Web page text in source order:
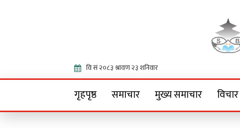
गृहपृष्ठ समाचार मुख्य समाचार विचार